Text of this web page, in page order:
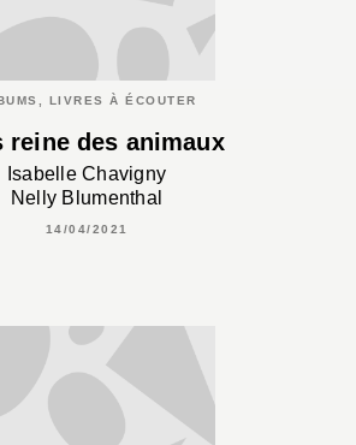
LIVRES À ÉCOUTER
reine des animaux
Isabelle Chavigny
Nelly Blumenthal
14/04/2021